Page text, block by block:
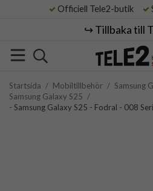
Officiell Tele2-butik
↪️ Tillbaka till
Startsida / Mobiltillbehör / Samsung
Samsung Galaxy S25 /
- Samsung Galaxy S25 - Fodral - 008